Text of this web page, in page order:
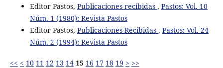
Editor Pastos, Publicaciones recibidas , Pastos: Vol. 10
Núm. 1 (1980): Revista Pastos
Editor Pastos, Publicaciones Recibidas , Pastos: Vol. 24
Núm. 2 (1994): Revista Pastos
<< < 10 11 12 13 14 15 16 17 18 19 > >>